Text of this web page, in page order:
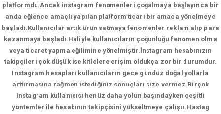
platformdu.Ancak instagram fenomenleri çoğalmaya başlayınca bir
anda eğlence amaçlı yapılan platform ticari bir amaca yönelmeye
başladı.Kullanıcılar artık ürün satmaya fenomenler reklam alıp para
kazanmaya başladı.Haliyle kullanıcıların çoğunluğu fenomen olma
veya ticaret yapma eğilimine yönelmiştir.İnstagram hesabınızın
takipçileri çok düşük ise kitlelere erişim oldukça zor bir durumdur.
Instagram hesapları kullanıcıların gece gündüz doğal yollarla
arttırmasına rağmen istediğiniz sonuçları size vermez.Birçok
Instagram kullanıcısı henüz daha yolun başındayken çeşitli
yöntemler ile hesabının takipçisini yükseltmeye çalışır.Hastag